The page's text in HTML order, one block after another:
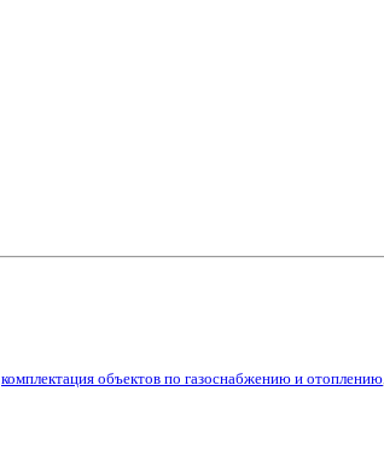
комплектация объектов по газоснабжению и отоплению